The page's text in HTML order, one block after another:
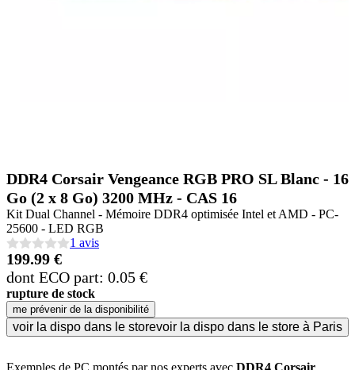
DDR4 Corsair Vengeance RGB PRO SL Blanc - 16
Go (2 x 8 Go) 3200 MHz - CAS 16
Kit Dual Channel - Mémoire DDR4 optimisée Intel et AMD - PC-
25600 - LED RGB
1 avis
199.99 €
dont ECO part: 0.05 €
rupture de stock
me prévenir de la disponibilité
voir la dispo dans le storevoir la dispo dans le store à Paris
Exemples de PC montés par nos experts avec DDR4 Corsair